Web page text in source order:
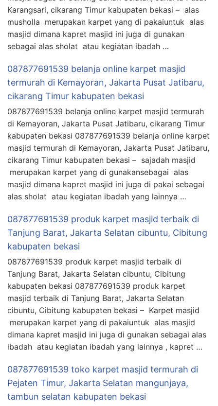
Karangsari, cikarang Timur kabupaten bekasi – alas
musholla merupakan karpet yang di pakaiuntuk alas
masjid dimana kapret masjid ini juga di gunakan
sebagai alas sholat atau kegiatan ibadah …
087877691539 belanja online karpet masjid
termurah di Kemayoran, Jakarta Pusat Jatibaru,
cikarang Timur kabupaten bekasi
087877691539 belanja online karpet masjid termurah
di Kemayoran, Jakarta Pusat Jatibaru, cikarang Timur
kabupaten bekasi 087877691539 belanja online karpet
masjid termurah di Kemayoran, Jakarta Pusat Jatibaru,
cikarang Timur kabupaten bekasi – sajadah masjid
merupakan karpet yang di gunakansebagai alas
masjid dimana kapret masjid ini juga di pakai sebagai
alas sholat atau kegiatan ibadah yang lainnya …
087877691539 produk karpet masjid terbaik di
Tanjung Barat, Jakarta Selatan cibuntu, Cibitung
kabupaten bekasi
087877691539 produk karpet masjid terbaik di
Tanjung Barat, Jakarta Selatan cibuntu, Cibitung
kabupaten bekasi 087877691539 produk karpet
masjid terbaik di Tanjung Barat, Jakarta Selatan
cibuntu, Cibitung kabupaten bekasi – Karpet masjid
merupakan karpet yang di pakaiuntuk alas masjid
dimana kapret masjid ini juga di gunakan sebagai alas
ibadah atau kegiatan ibadah yang lainnya , kapret …
087877691539 toko karpet masjid termurah di
Pejaten Timur, Jakarta Selatan mangunjaya,
tambun selatan kabupaten bekasi